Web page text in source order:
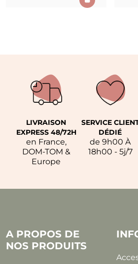
LIVRAISON
EXPRESS 48/72H
en France,
DOM-TOM &
Europe
SERVICE
DÉDIÉ
de 9h00 À
18h00 - 5j/7
A PROPOS DE
NOS PRODUITS